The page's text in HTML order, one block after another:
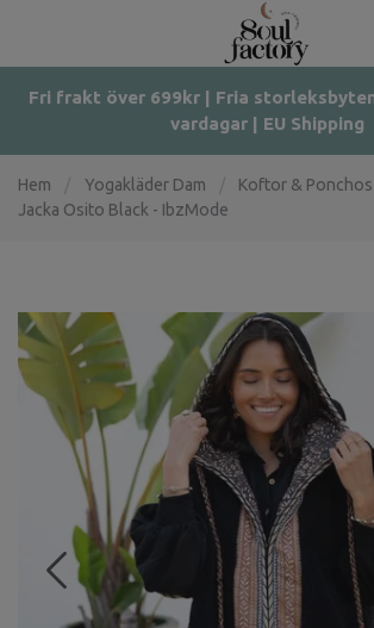
Fri frakt över 699kr | Fria
vardagar | EU Shipping
Hem Yogakläder Dam Koftor & Ponchos
Jacka Osito Black - IbzMode